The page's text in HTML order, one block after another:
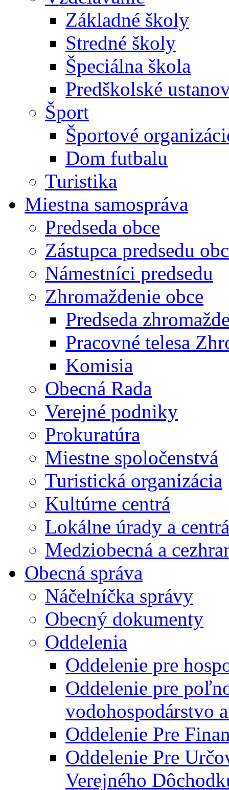
Základné školy
Stredné školy
Špeciálna škola
Predškolské
Šport
Športové
Dom futbalu
Turistika
Miestna samospráva
Predseda obce
Zástupca predsedu
Námestníci predsedu
Zhromaždenie obce
Predseda
Pracovné telesa
Komisia
Obecná Rada
Verejné podniky
Prokuratúra
Miestne spoločenstvá
Turistická organizácia
Kultúrne centrá
Lokálne úrady a centrá
Medziobecná a
Obecná správa
Náčelníčka správy
Obecný dokumenty
Oddelenia
Oddelenie pre
Oddelenie pre
vodohospodárstvo
Oddelenie Pre
Oddelenie Pre
Verejného